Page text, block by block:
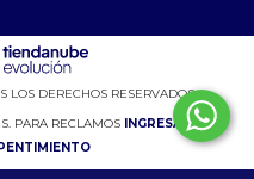
LOS DERECHOS RESERVADOS.
PARA RECLAMOS INGRESÁ ACÁ.